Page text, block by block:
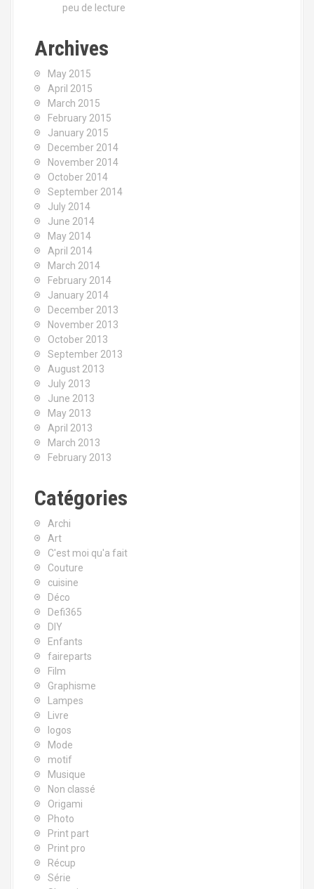
peu de lecture
Archives
May 2015
April 2015
March 2015
February 2015
January 2015
December 2014
November 2014
October 2014
September 2014
July 2014
June 2014
May 2014
April 2014
March 2014
February 2014
January 2014
December 2013
November 2013
October 2013
September 2013
August 2013
July 2013
June 2013
May 2013
April 2013
March 2013
February 2013
Catégories
Archi
Art
C'est moi qu'a fait
Couture
cuisine
Déco
Defi365
DIY
Enfants
faireparts
Film
Graphisme
Lampes
Livre
logos
Mode
motif
Musique
Non classé
Origami
Photo
Print part
Print pro
Récup
Série